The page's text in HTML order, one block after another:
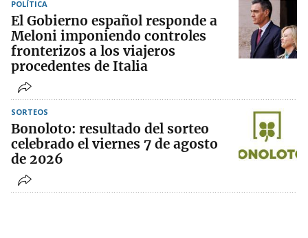
POLÍTICA
El Gobierno español responde a
Meloni imponiendo controles
fronterizos a los viajeros
procedentes de Italia
SORTEOS
Bonoloto: resultado del sorteo
celebrado el viernes 7 de agosto
de 2026